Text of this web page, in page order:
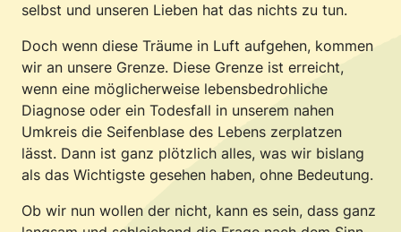
selbst und unseren Lieben hat das nichts zu tun.
Doch wenn diese Träume in Luft aufgehen, kommen
wir an unsere Grenze. Diese Grenze ist erreicht,
wenn eine möglicherweise lebensbedrohliche
Diagnose oder ein Todesfall in unserem nahen
Umkreis die Seifenblase des Lebens zerplatzen
lässt. Dann ist ganz plötzlich alles, was wir bislang
als das Wichtigste gesehen haben, ohne Bedeutung.
Ob wir nun wollen der nicht, kann es sein, dass ganz